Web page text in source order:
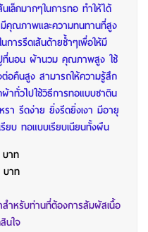
เล็กมากๆในการทอ ทำให้ได้
ณภาพและความทนทานที่สูง
การรีดเส้นด้ายซ้ำๆเพื่อให้มี
ที่นอน ผ้านวม คุณภาพสูง ใช้
คืนสูง สามารถให้ความรู้สึก
าทั่วไปใช้วิธีการทอแบบซาติน
รา รีดง่าย ยิ่งรีดยิ่งเงา มีอายุ
ยบ ทอแบบเรียบเนียนทั้งผืน
บาท
บาท
ำหรับท่านที่ต้องการสัมผัสเนื้อ
นใจ